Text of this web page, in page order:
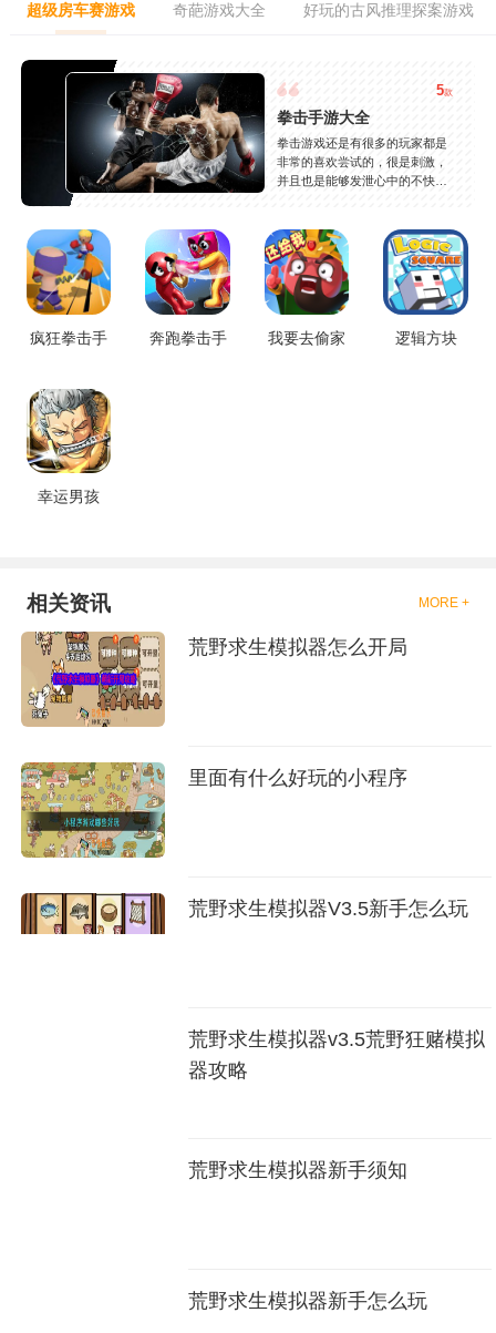
超级房车赛游戏 奇葩游戏大全 好玩的古风推理探案游戏
5款
拳击手游大全
拳击游戏还是有很多的玩家都是
非常的喜欢尝试的，很是刺激，
并且也是能够发泄心中的不快
是一些格斗的游戏，其实是非常
的有趣，也是相当的刺激的，游
戏中是有一些不同的场景都是能
够去进行体验的，我们也是能够
去刺激的进行对战的，小编现在
就是收集了一些有意思的拳击游
戏，相信你们一定会喜欢的。
疯狂拳击手 奔跑拳击手 我要去偷家 逻辑方块
幸运男孩
相关资讯 MORE +
荒野求生模拟器怎么开局
里面有什么好玩的小程序
荒野求生模拟器V3.5新手怎么玩
荒野求生模拟器v3.5荒野狂赌模拟
器攻略
荒野求生模拟器新手须知
荒野求生模拟器新手怎么玩